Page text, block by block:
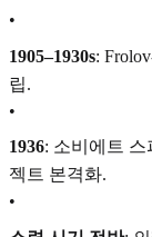
•
1905–1930s:
립.
•
1936: 소비에트
젝트 본격화.
•